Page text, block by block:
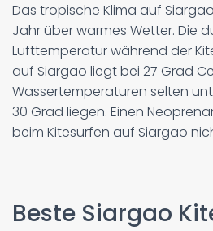
Das tropische Klima auf
Jahr über warmes Wetter. Die
Lufttemperatur während der
auf Siargao liegt bei 27 Grad
Wassertemperaturen selten
30 Grad liegen. Einen
beim Kitesurfen auf Siargao
Beste Siargao